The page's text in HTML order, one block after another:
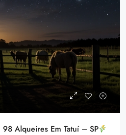
98 Alqueires Em Tatuí – SP